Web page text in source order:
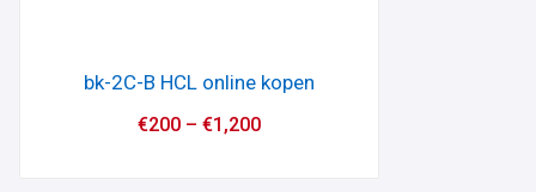
bk-2C-B HCL online kopen
€200– €1,200